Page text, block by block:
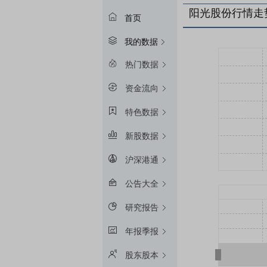
首页
我的数据
热门数据
资金流向
特色数据
新股数据
沪深港通
公告大全
研究报告
年报季报
股东股本
阳光股份行情走